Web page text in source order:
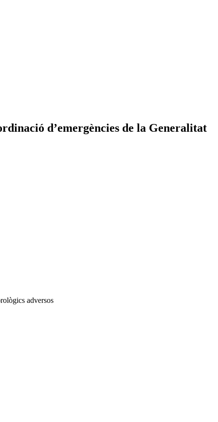
d’emergències de la Generalitat
adversos